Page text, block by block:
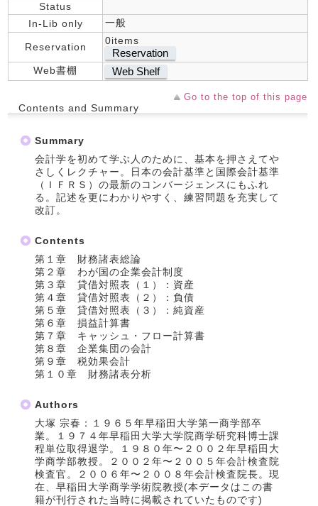
Status
In-Lib only
一般
Reservation
0items
Reservation
Web書棚 Web Shelf
Go to the top of this page
Contents and Summary
Summary
会計学を初めて学ぶ人のために、基本を押さえてや
さしくレクチャー。日本の会計基準と国際会計基準
（ＩＦＲＳ）の最新のコンバージェンスにもふれ
る。記述を更にわかりやすく、練習問題を充実して
改訂。
Contents
第１章 財務諸表総論
第２章 わが国の企業会計制度
第３章 貸借対照表（１）：資産
第４章 貸借対照表（２）：負債
第５章 貸借対照表（３）：純資産
第６章 損益計算書
第７章 キャッシュ・フロー計算書
第８章 企業集団の会計
第９章 税効果会計
第１０章 財務諸表分析
Authors
大塚 宗春：１９６５年早稲田大学第一商学部卒
業。１９７４年早稲田大学大学院商学研究科博士課
程単位取得退学。１９８０年〜２００２年早稲田大
学商学部教授。２００２年〜２００５年会計検査院
検査官。２００６年〜２００８年会計検査院長。現
在、早稲田大学商学学術院教授(本データはこの書
籍が刊行された当時に掲載されていたものです)